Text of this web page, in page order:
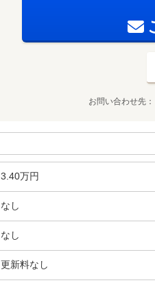
お問い合わせ先
3.40万円
なし
なし
更新料なし